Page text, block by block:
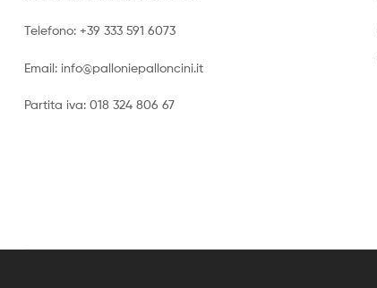
Telefono: +39 333 591 6073
Email: info@palloniepalloncini.it
Partita iva: 018 324 806 67